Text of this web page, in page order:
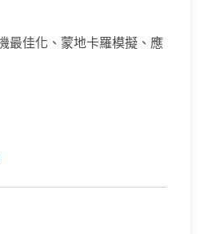
最佳化、蒙地卡羅模擬、應